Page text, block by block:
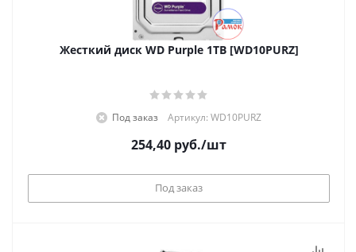
Жесткий диск WD Purple 1TB [WD10PURZ]
Под заказ Артикул: WD10PURZ
254,40 руб./шт
Под заказ